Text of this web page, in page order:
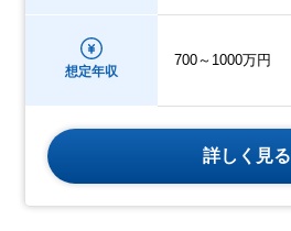
想定年収
700～1000万円
詳しく見る